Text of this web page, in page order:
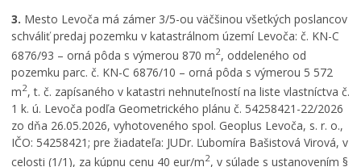
3. Mesto Levoča má zámer 3/5-ou väčšinou všetkých poslancov
schváliť predaj pozemku v katastrálnom území Levoča: č. KN-C
6876/93 – orná pôda s výmerou 870 m2, oddeleného od
pozemku parc. č. KN-C 6876/10 – orná pôda s výmerou 5 572
m2, t. č. zapísaného v katastri nehnuteľností na liste vlastníctva č.
1 k. ú. Levoča podľa Geometrického plánu č. 54258421-22/2026
zo dňa 26.05.2026, vyhotoveného spol. Geoplus Levoča, s. r. o.,
IČO: 54258421; pre žiadateľa: JUDr. Ľubomíra Bašistová Virová, v
celosti (1/1), za kúpnu cenu 40 eur/m2, v súlade s ustanovením §